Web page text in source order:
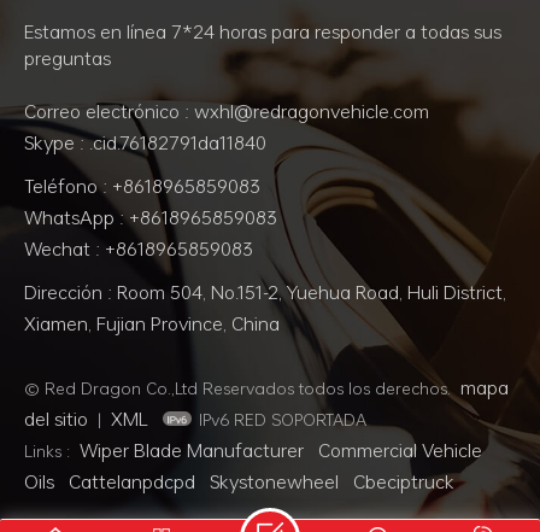
Estamos en línea 7*24 horas para responder a todas sus
preguntas
Correo electrónico : wxhl@redragonvehicle.com
Skype : .cid.76182791da11840
Teléfono : +8618965859083
WhatsApp : +8618965859083
Wechat : +8618965859083
Dirección : Room 504, No.151-2, Yuehua Road, Huli District,
Xiamen, Fujian Province, China
© Red Dragon Co.,Ltd Reservados todos los derechos. mapa
del sitio | XML
IPv6 RED SOPORTADA
Links : Wiper Blade Manufacturer Commercial Vehicle
Oils Cattelanpdcpd Skystonewheel Cbeciptruck